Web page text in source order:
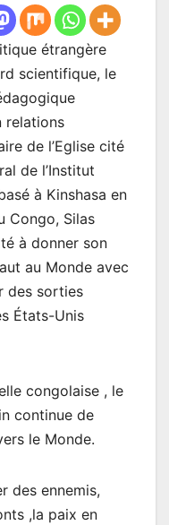
étrangère
scientifique, le
relations
de l’Eglise cité
de l’Institut
à Kinshasa en
Congo, Silas
à donner son
au Monde avec
des sorties
États-Unis
congolaise , le
continue de
le Monde.
des ennemis,
,la paix en